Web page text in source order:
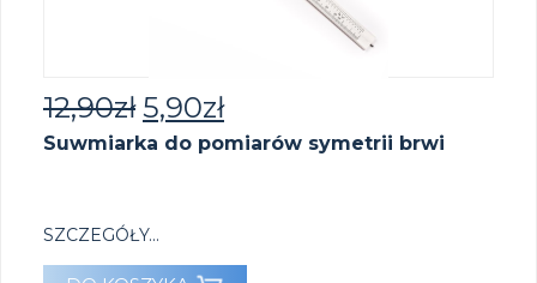
12,90zł 5,90zł
Suwmiarka do pomiarów symetrii brwi
SZCZEGÓŁY...